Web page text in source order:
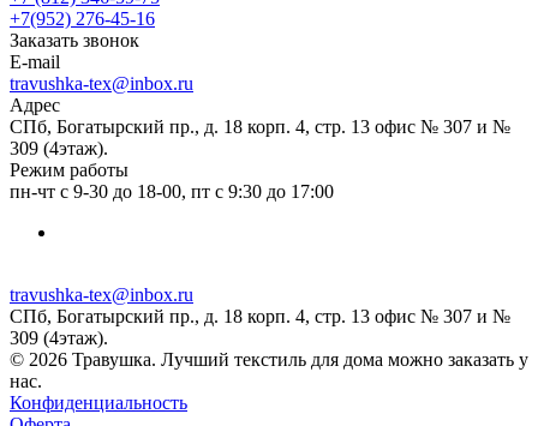
+7(952) 276-45-16
Заказать звонок
E-mail
travushka-tex@inbox.ru
Адрес
СПб, Богатырский пр., д. 18 корп. 4, стр. 13 офис № 307 и №
309 (4этаж).
Режим работы
пн-чт с 9-30 до 18-00, пт с 9:30 до 17:00
travushka-tex@inbox.ru
СПб, Богатырский пр., д. 18 корп. 4, стр. 13 офис № 307 и №
309 (4этаж).
© 2026 Травушка. Лучший текстиль для дома можно заказать у
нас.
Конфиденциальность